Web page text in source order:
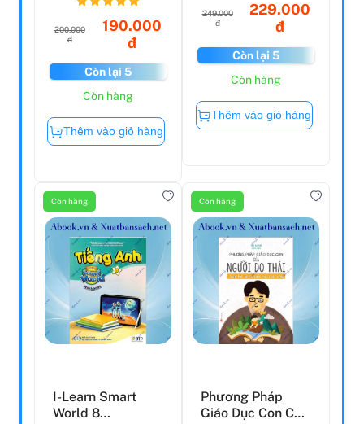
200.000
đ
190.000
đ
Còn lại 5
Còn hàng
Thêm vào giỏ hàng
249.000
đ
229.000
đ
Còn lại 5
Còn hàng
Thêm vào giỏ hàng
Còn hàng
I-Learn Smart
World 8
Còn hàng
Phương Pháp
Giáo Dục Con Của